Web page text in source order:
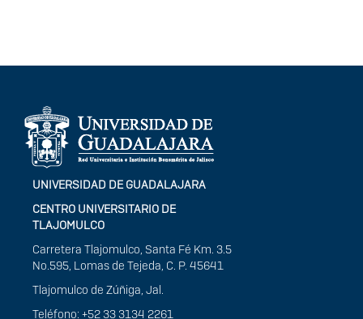
Información del
portal
UNIVERSIDAD DE GUADALAJARA
CENTRO UNIVERSITARIO DE
TLAJOMULCO
Carretera Tlajomulco, Santa Fé Km. 3.5
No.595, Lomas de Tejeda, C. P. 45641
Tlajomulco de Zúñiga, Jal.
Teléfono: +52 33 3134 2261